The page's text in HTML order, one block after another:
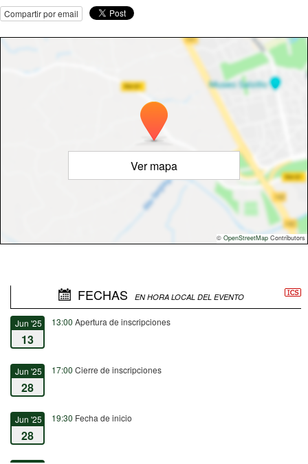
Compartir por email
Ver mapa
© OpenStreetMap Contributors
FECHAS EN HORA LOCAL DEL EVENTO
Jun '25
13
13:00 Apertura de inscripciones
Jun '25
28
17:00 Cierre de inscripciones
Jun '25
28
19:30 Fecha de inicio